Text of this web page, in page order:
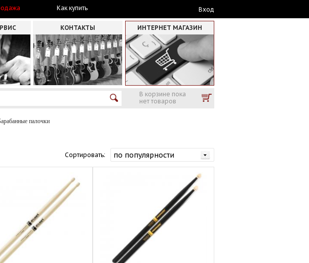
Как купить Вход
КОНТАКТЫ ИНТЕРНЕТ МАГАЗИН
В корзине пока
нет товаров
палочки
Сортировать: